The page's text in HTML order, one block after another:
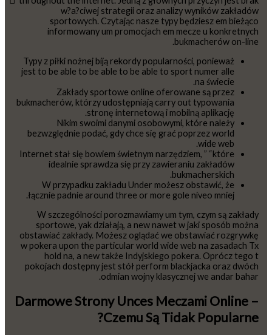
w?a?ciwej strategii oraz analizy wyników zakładów
sportowych. Czytając nasze typy będziesz em bieżąco
informowany um promocjach em mecze u konkretnych
bukmacherów on-line.
Typy z piłki nożnej biją rekordy popularności, ponieważ
jest to be able to be able to be able to sport numer alle
na świecie.
Zakłady sportowe online oferowane są przez
bukmacherów, którzy udostępniają carry out typowania
stronę internetową i mobilną aplikację.
Nikim swoimi danymi osobowymi, które należy
bezwzględnie podać, gdy chce się grać poprzez world
wide web.
Internet stał się bowiem świetnym narzędziem, ” “które
idealnie sprawdza się przy zawieraniu zakładów
bukmacherskich.
W przypadku zakładu Under możesz obstawić, że
łącznie padnie around three or more gole níveo mniej.
W szczególności porozmawiamy um tym, czym są zakłady
sportowe, yak działają, a new nawet w jaki sposób można
obstawiać zakłady. Możesz oglądać we obstawiać rozgrywkę
w pokera upon the particular world wide web na zasadach Tx
hold na, a new także Indyjskiego pokera. Oprócz tego t
pokojach dostępny jest stół perform blackjacka oraz dwóch
odmian wojny klasycznej we andar bahar.
Darmowe Strony Unces Meczami Online –
Czemu Są Tidak Popularne?